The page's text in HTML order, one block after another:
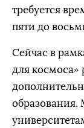
требуется
пяти до
Сейчас в
для космоса»